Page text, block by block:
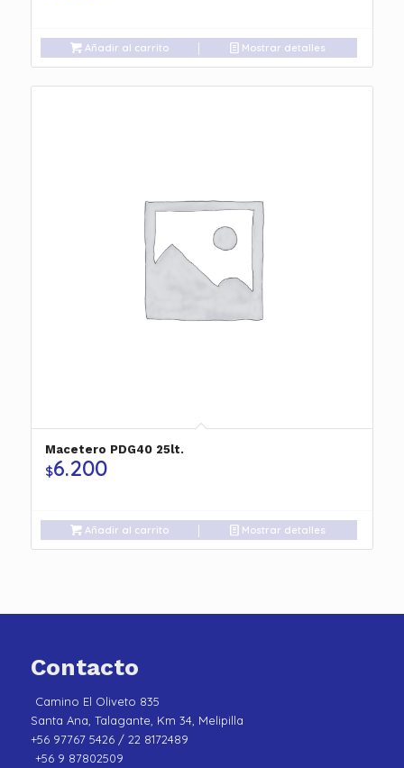
Añadir al carrito Mostrar detalles
Macetero PDG40 25lt.
$6.200
Añadir al carrito Mostrar detalles
Contacto
Camino El Oliveto 835
Santa Ana, Talagante, Km 34, Melipilla
+56 97767 5426 / 22 8172489
+56 9 87802509